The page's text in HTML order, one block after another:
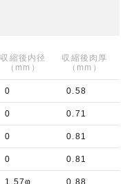
収縮後内径
（mm）
収縮後肉厚
（mm）
0 0.58
0 0.71
0 0.81
0 0.81